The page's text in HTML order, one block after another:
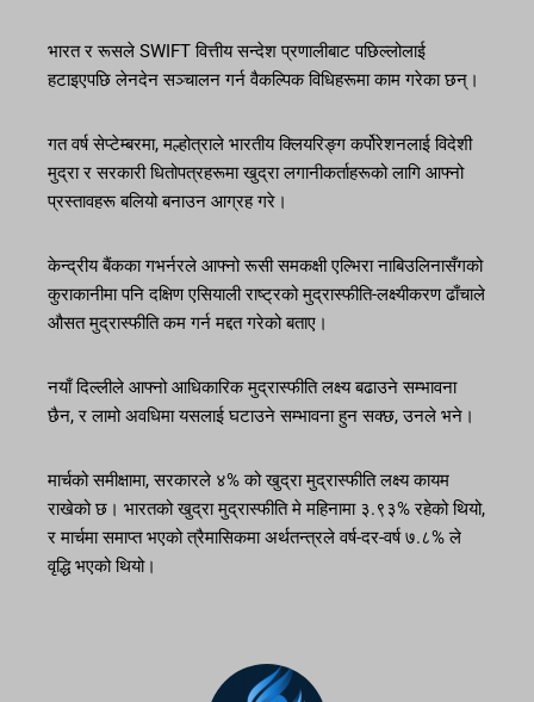
भारत र रूसले SWIFT वित्तीय सन्देश प्रणालीबाट पछिल्लोलाई
हटाइएपछि लेनदेन सञ्चालन गर्न वैकल्पिक विधिहरूमा काम गरेका छन्।
गत वर्ष सेप्टेम्बरमा, मल्होत्राले भारतीय क्लियरिङ्ग कर्पोरेशनलाई विदेशी
मुद्रा र सरकारी धितोपत्रहरूमा खुद्रा लगानीकर्ताहरूको लागि आफ्नो
प्रस्तावहरू बलियो बनाउन आग्रह गरे।
केन्द्रीय बैंकका गभर्नरले आफ्नो रूसी समकक्षी एल्भिरा नाबिउलिनासँगको
कुराकानीमा पनि दक्षिण एसियाली राष्ट्रको मुद्रास्फीति-लक्ष्यीकरण ढाँचाले
औसत मुद्रास्फीति कम गर्न मद्दत गरेको बताए।
नयाँ दिल्लीले आफ्नो आधिकारिक मुद्रास्फीति लक्ष्य बढाउने सम्भावना
छैन, र लामो अवधिमा यसलाई घटाउने सम्भावना हुन सक्छ, उनले भने।
मार्चको समीक्षामा, सरकारले ४% को खुद्रा मुद्रास्फीति लक्ष्य कायम
राखेको छ। भारतको खुद्रा मुद्रास्फीति मे महिनामा ३.९३% रहेको थियो,
र मार्चमा समाप्त भएको त्रैमासिकमा अर्थतन्त्रले वर्ष-दर-वर्ष ७.८% ले
वृद्धि भएको थियो।